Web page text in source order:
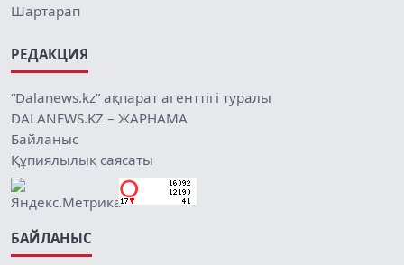
Шартарап
РЕДАКЦИЯ
“Dalanews.kz” ақпарат агенттігі туралы
DALANEWS.KZ – ЖАРНАМА
Байланыс
Құпиялылық саясаты
БАЙЛАНЫС